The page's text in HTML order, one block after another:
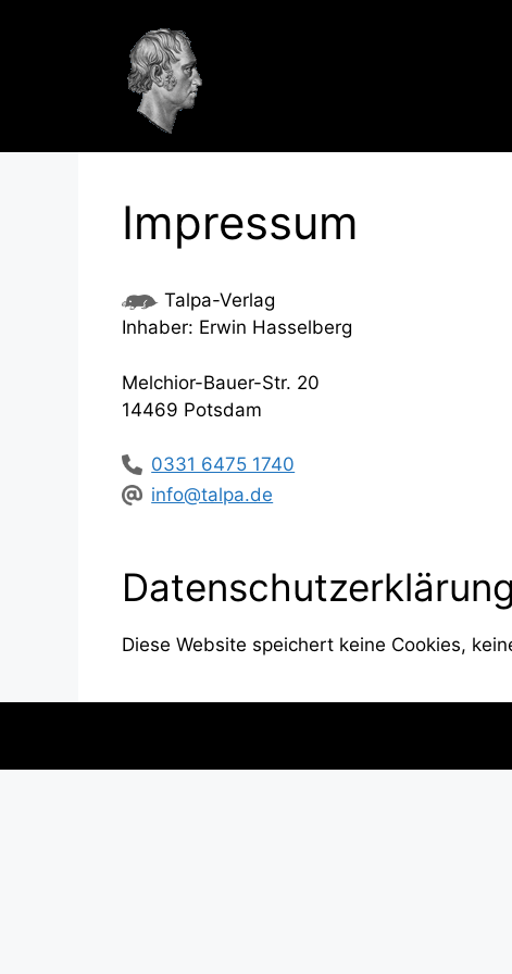
Impressum
Talpa-Verlag
Inhaber: Erwin Hasselberg
Melchior-Bauer-Str. 20
14469 Potsdam
0331 6475 1740
info@talpa.de
Datenschutz­erklärung
Diese Website speichert keine Cookies,